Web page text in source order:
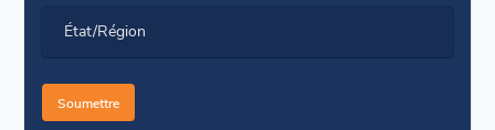
État/Région